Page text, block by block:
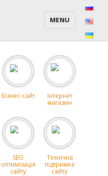
MENU
Бізнес-сайт
Інтернет
магазин
SEO
оптимізація
сайту
Технічна
підтримка
сайту